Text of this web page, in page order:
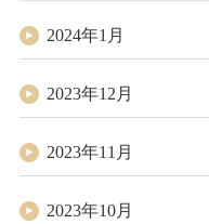
2024年1月
2023年12月
2023年11月
2023年10月